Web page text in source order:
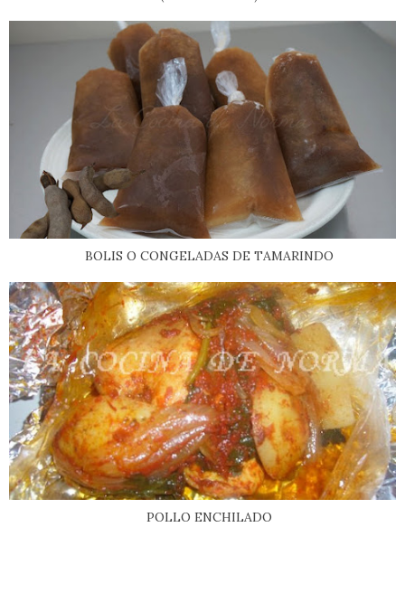
BOLIS O CONGELADAS DE TAMARINDO
POLLO ENCHILADO